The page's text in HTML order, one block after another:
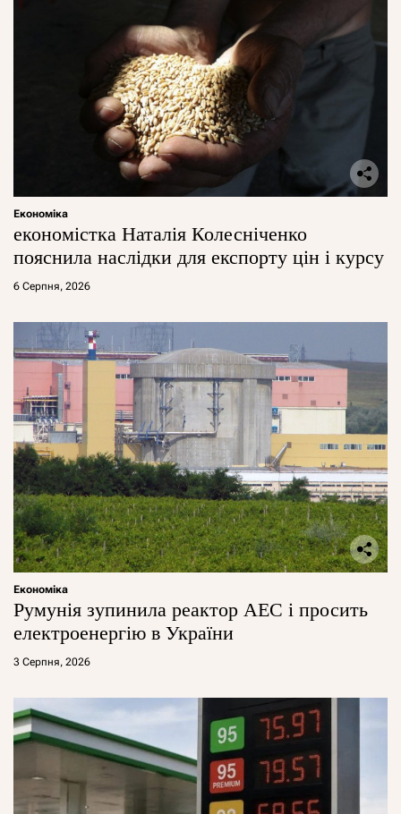
Економіка
економістка Наталія Колесніченко
пояснила наслідки для експорту цін і курсу
6 Серпня, 2026
Економіка
Румунія зупинила реактор АЕС і просить
електроенергію в України
3 Серпня, 2026